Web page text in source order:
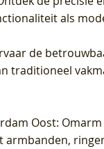
als
de
traditioneel
Oost: